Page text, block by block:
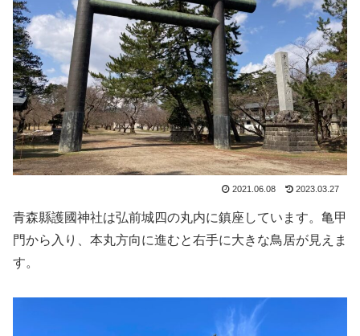
2021.06.08 2023.03.27
青森縣護國神社は弘前城四の丸内に鎮座しています。亀甲
門から入り、本丸方向に進むと右手に大きな鳥居が見えま
す。